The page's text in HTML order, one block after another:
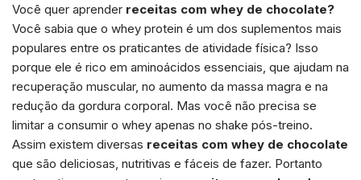
Você quer aprender receitas com whey de chocolate?
Você sabia que o whey protein é um dos suplementos mais
populares entre os praticantes de atividade física? Isso
porque ele é rico em aminoácidos essenciais, que ajudam na
recuperação muscular, no aumento da massa magra e na
redução da gordura corporal. Mas você não precisa se
limitar a consumir o whey apenas no shake pós-treino.
Assim existem diversas receitas com whey de chocolate
que são deliciosas, nutritivas e fáceis de fazer. Portanto